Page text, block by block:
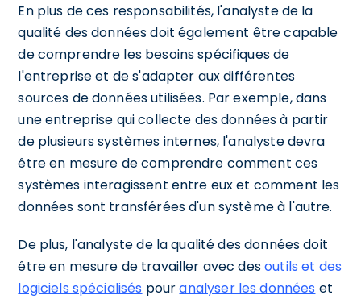
En plus de ces responsabilités, l'analyste de la
qualité des données doit également être capable
de comprendre les besoins spécifiques de
l'entreprise et de s'adapter aux différentes
sources de données utilisées. Par exemple, dans
une entreprise qui collecte des données à partir
de plusieurs systèmes internes, l'analyste devra
être en mesure de comprendre comment ces
systèmes interagissent entre eux et comment les
données sont transférées d'un système à l'autre.
De plus, l'analyste de la qualité des données doit
être en mesure de travailler avec desoutils et des
logiciels spécialisés pouranalyser les données et